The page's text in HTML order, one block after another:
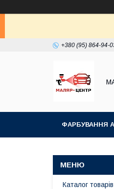
+380 (95) 864-94-
ФАРБУВАННЯ
Каталог товарів